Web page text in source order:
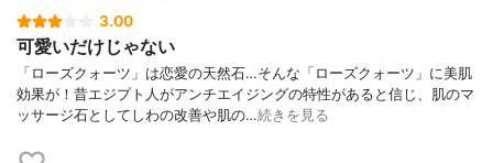
3.00
可愛いだけじゃない
「ローズクォーツ」は恋愛の天然石…そんな「ローズクォーツ」に美肌
効果が！昔エジプト人がアンチエイジングの特性があると信じ、肌のマ
ッサージ石としてしわの改善や肌の…続きを見る